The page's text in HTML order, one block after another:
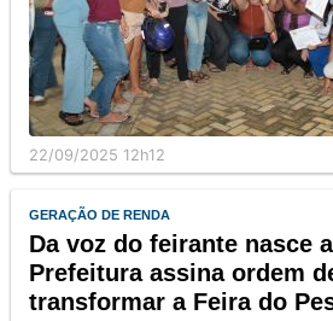
22/09/2025 12h12
GERAÇÃO DE RENDA
Da voz do feirante nasce
Prefeitura assina ordem
transformar a Feira do